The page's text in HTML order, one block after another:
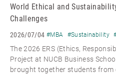
World Ethical and
Challenges
2026/07/04 #MBA #Sustainability
The 2026 ERS (Ethics,
Project at NUCB Business
brought together students from